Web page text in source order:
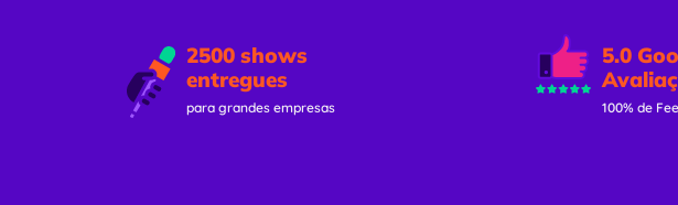
2500 shows
entregues
para grandes empresas
5.0
100% de